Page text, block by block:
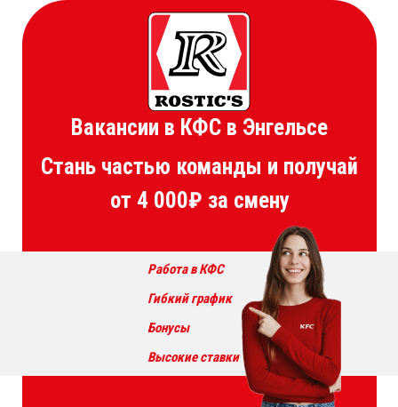
Работа в КФС
Высокие ставки
Гибкий график
Бонусы
Стань частью команды и получай
от 4 000₽ за смену
Вакансии в КФС в Энгельсе